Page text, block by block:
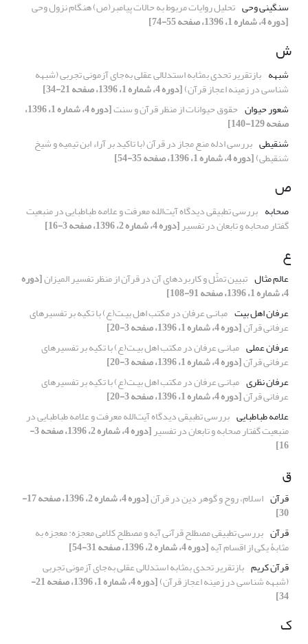
سنگینی وحی تحلیل روایات مربوط به حالات پیامبر(ص) هنگام نزول وحی
[دوره 4، شماره 1، 1396، صفحه 55-74]
ش
شبهه بازتقریر تحدی بمثابه استدلالی عقلی به‌جای آزمونی تجربی (شبهه
شناسی در زمینه اعجاز قرآن)[دوره 4، شماره 1، 1396، صفحه 21-34]
شعور حیوان حقوق حیوانات از منظر قرآن و سنت [دوره 4، شماره 1، 1396،
صفحه 129-140]
شنقیطی بررسی ادله منع مجاز در قرآن (با تاکید بر آراء ابن تیمیه و شیخ
شنقیطی)[دوره 4، شماره 1، 1396، صفحه 35-54]
ص
صحابه بررسی تطبیقی دیدگاه آیت‌الله معرفت و علامه طباطبایی در منبعیت
گفتار صحابه و تابعان در تفسیر[دوره 4، شماره 2، 1396، صفحه 3-16]
ع
عالم مثال تبیین تمثّل و کاربردهای آن در قرآن از منظر تفسیر المیزان[دوره
4، شماره 1، 1396، صفحه 91-108]
عرفان اهل بیت مبانـی عرفان در مکتب اهل بیـت(ع) با تکیه بر تفسیرهای
عرفانی قرآن[دوره 4، شماره 1، 1396، صفحه 3-20]
عرفان عملی مبانـی عرفان در مکتب اهل بیـت(ع) با تکیه بر تفسیرهای
عرفانی قرآن[دوره 4، شماره 1، 1396، صفحه 3-20]
عرفان نظری مبانـی عرفان در مکتب اهل بیـت(ع) با تکیه بر تفسیرهای
عرفانی قرآن[دوره 4، شماره 1، 1396، صفحه 3-20]
علامه طباطبایی بررسی تطبیقی دیدگاه آیت‌الله معرفت و علامه طباطبایی در
منبعیت گفتار صحابه و تابعان در تفسیر [دوره 4، شماره 2، 1396، صفحه 3-
16]
ق
قرآن اسلام، روح و گوهر دین در قرآن [دوره 4، شماره 2، 1396، صفحه 17-
30]
قرآن بررسی تطبیقی مصطلح قرآنی آیه و مصطلح کلامی معجزه: معجزه به
مثابۀ یکی از اقسام آیه[دوره 4، شماره 2، 1396، صفحه 31-54]
قرآن کریم بازتقریر تحدی بمثابه استدلالی عقلی به‌جای آزمونی تجربی
(شبهه شناسی در زمینه اعجاز قرآن) [دوره 4، شماره 1، 1396، صفحه 21-
34]
ک